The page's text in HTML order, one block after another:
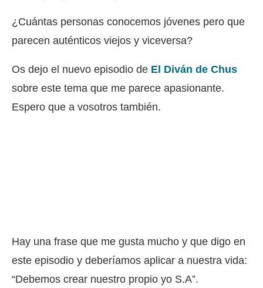
¿Cuántas personas conocemos jóvenes pero que
parecen auténticos viejos y viceversa?
Os dejo el nuevo episodio de El Diván de Chus
sobre este tema que me parece apasionante.
Espero que a vosotros también.
Hay una frase que me gusta mucho y que digo en
este episodio y deberíamos aplicar a nuestra vida:
“Debemos crear nuestro propio yo S.A”.